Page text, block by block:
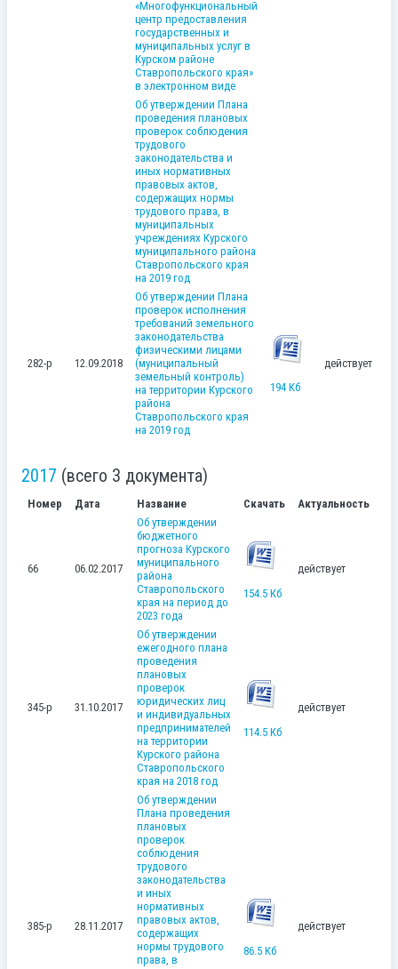
«Многофункциональный
центр предоставления
государственных и
муниципальных услуг в
Курском районе
Ставропольского края»
в электронном виде
Об утверждении Плана
проведения плановых
проверок соблюдения
трудового
законодательства и
иных нормативных
правовых актов,
содержащих нормы
трудового права, в
муниципальных
учреждениях Курского
муниципального района
Ставропольского края
на 2019 год
282-р 12.09.2018
Об утверждении Плана
проверок исполнения
требований земельного
законодательства
физическими лицами
(муниципальный
земельный контроль)
на территории Курского
района
Ставропольского края
на 2019 год
194 Кб
действует
2017 (всего 3 документа)
Номер Дата Название Скачать Актуальность
66 06.02.2017
Об утверждении
бюджетного
прогноза Курского
муниципального
района
Ставропольского
края на период до
2023 года
154.5 Кб
действует
345-р 31.10.2017
Об утверждении
ежегодного плана
проведения
плановых
проверок
юридических лиц
и индивидуальных
предпринимателей
на территории
Курского района
Ставропольского
края на 2018 год
114.5 Кб
действует
385-р 28.11.2017
Об утверждении
Плана проведения
плановых
проверок
соблюдения
трудового
законодательства
и иных
нормативных
правовых актов,
содержащих
нормы трудового
права, в
86.5 Кб
действует